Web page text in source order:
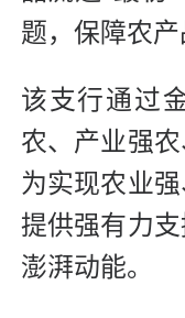
题，保障农产
该支行通过
农、产业强农
为实现农业
提供强有力
澎湃动能。